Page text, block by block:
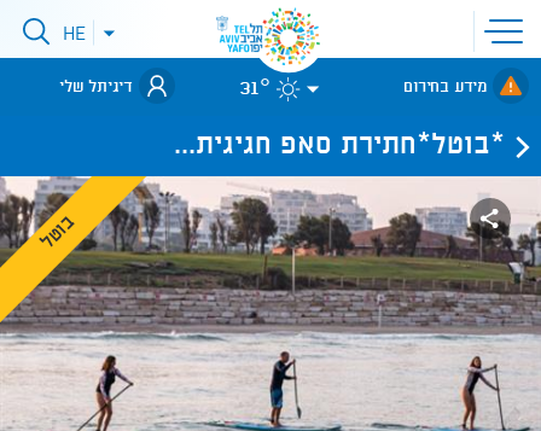
פתיחת
תפריט
אתר
לאתר עיריית
תל-אביב
פתיחתHE
מידע בחירום 31° דיגיתל שלי
*בוטל*חתירת סאפ חגיגית...
בוטל